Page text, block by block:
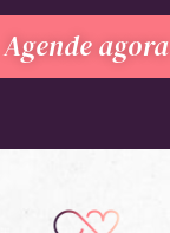
Agende agora